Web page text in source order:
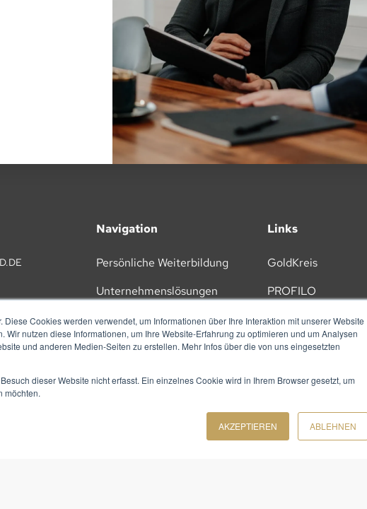
Cookies werden verwendet, um Informationen über Ihre Interaktion mit unserer Website
nutzen diese Informationen, um Ihre Website-Erfahrung zu optimieren und um Analysen
und anderen Medien-Seiten zu erstellen. Mehr Infos über die von uns eingesetzten
dieser Website nicht erfasst. Ein einzelnes Cookie wird in Ihrem Browser gesetzt, um
möchten.
AKZEPTIEREN ABLEHNEN
Navigation
Persönliche Weiterbildung
Unternehmenslösungen
KI
Vorträge
Referenzen
Links
GoldKreis
PROFILO
Lernplattform
Karriere